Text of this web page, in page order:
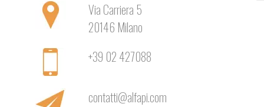
Via Carriera 5
20146 Milano
+39 02 427088
contatti@alfapi.com